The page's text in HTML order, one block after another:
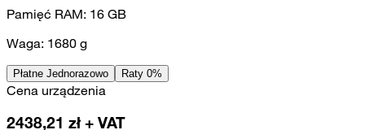
Pamięć RAM: 16 GB
Waga: 1680 g
Płatne Jednorazowo Raty 0%
Cena urządzenia
2438,21 zł + VAT